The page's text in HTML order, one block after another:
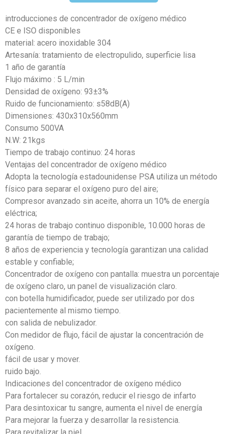
introducciones de concentrador de oxígeno médico
CE e ISO disponibles
material: acero inoxidable 304
Artesanía: tratamiento de electropulido, superficie lisa
1 año de garantía
Flujo máximo : 5 L/min
Densidad de oxígeno: 93±3%
Ruido de funcionamiento: s58dB(A)
Dimensiones: 430x310x560mm
Consumo 500VA
N.W: 21kgs
Tiempo de trabajo continuo: 24 horas
Ventajas del concentrador de oxígeno médico
Adopta la tecnología estadounidense PSA utiliza un método
físico para separar el oxígeno puro del aire;
Compresor avanzado sin aceite, ahorra un 10% de energía
eléctrica;
24 horas de trabajo continuo disponible, 10.000 horas de
garantía de tiempo de trabajo;
8 años de experiencia y tecnología garantizan una calidad
estable y confiable;
Concentrador de oxígeno con pantalla: muestra un porcentaje
de oxígeno claro, un panel de visualización claro.
con botella humidificador, puede ser utilizado por dos
pacientemente al mismo tiempo.
con salida de nebulizador.
Con medidor de flujo, fácil de ajustar la concentración de
oxígeno.
fácil de usar y mover.
ruido bajo.
Indicaciones del concentrador de oxígeno médico
Para fortalecer su corazón, reducir el riesgo de infarto
Para desintoxicar tu sangre, aumenta el nivel de energía
Para mejorar la fuerza y ​​desarrollar la resistencia.
Para revitalizar la piel